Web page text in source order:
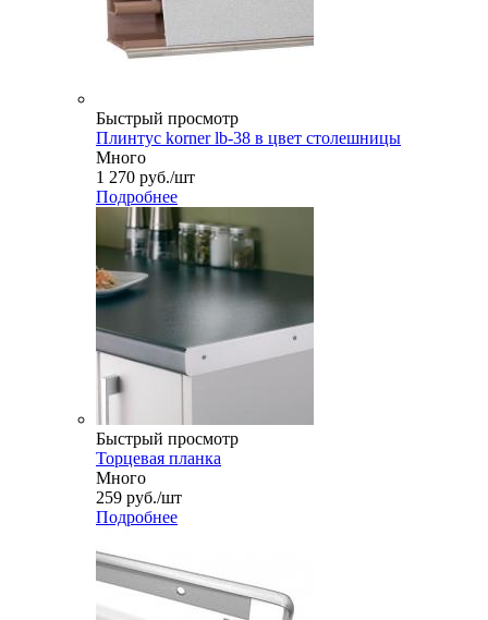
Быстрый просмотр
Плинтус korner lb-38 в цвет столешницы
Много
1 270 руб./шт
Подробнее
Быстрый просмотр
Торцевая планка
Много
259 руб./шт
Подробнее